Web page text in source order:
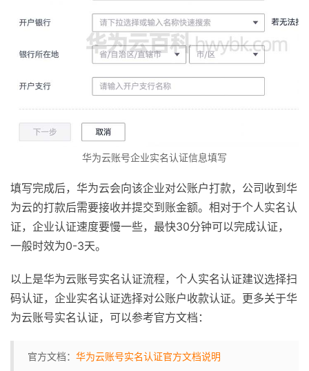
华为云账号企业实名认证信息填写
填写完成后，华为云会向该企业对公账户打款，公司收到华
为云的打款后需要接收并提交到账金额。相对于个人实名认
证，企业认证速度要慢一些，最快30分钟可以完成认证，
一般时效为0-3天。
以上是华为云账号实名认证流程，个人实名认证建议选择扫
码认证，企业实名认证选择对公账户收款认证。更多关于华
为云账号实名认证，可以参考官方文档：
官方文档： 华为云账号实名认证官方文档说明